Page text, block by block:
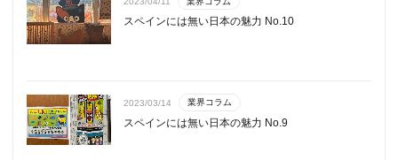
スペインには無い日本の魅力 No.10
2023/03/14 業界コラム
スペインには無い日本の魅力 No.9